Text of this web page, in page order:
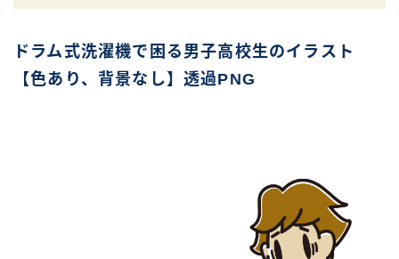
ドラム式洗濯機で困る男子高校生のイラスト
【色あり、背景なし】透過PNG